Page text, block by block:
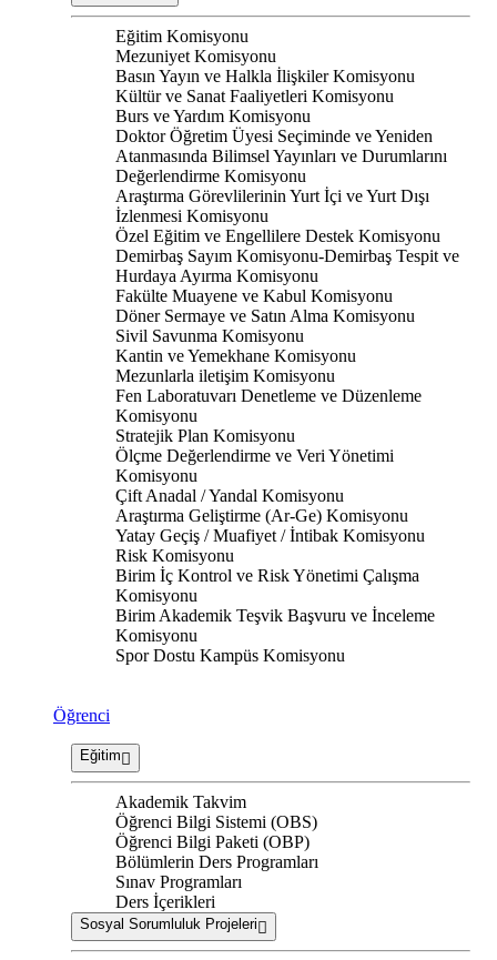
Eğitim Komisyonu
Mezuniyet Komisyonu
Basın Yayın ve Halkla İlişkiler Komisyonu
Kültür ve Sanat Faaliyetleri Komisyonu
Burs ve Yardım Komisyonu
Doktor Öğretim Üyesi Seçiminde ve Yeniden
Atanmasında Bilimsel Yayınları ve Durumlarını
Değerlendirme Komisyonu
Araştırma Görevlilerinin Yurt İçi ve Yurt Dışı
İzlenmesi Komisyonu
Özel Eğitim ve Engellilere Destek Komisyonu
Demirbaş Sayım Komisyonu-Demirbaş Tespit ve
Hurdaya Ayırma Komisyonu
Fakülte Muayene ve Kabul Komisyonu
Döner Sermaye ve Satın Alma Komisyonu
Sivil Savunma Komisyonu
Kantin ve Yemekhane Komisyonu
Mezunlarla iletişim Komisyonu
Fen Laboratuvarı Denetleme ve Düzenleme
Komisyonu
Stratejik Plan Komisyonu
Ölçme Değerlendirme ve Veri Yönetimi
Komisyonu
Çift Anadal / Yandal Komisyonu
Araştırma Geliştirme (Ar-Ge) Komisyonu
Yatay Geçiş / Muafiyet / İntibak Komisyonu
Risk Komisyonu
Birim İç Kontrol ve Risk Yönetimi Çalışma
Komisyonu
Birim Akademik Teşvik Başvuru ve İnceleme
Komisyonu
Spor Dostu Kampüs Komisyonu
Öğrenci
Eğitim
Akademik Takvim
Öğrenci Bilgi Sistemi (OBS)
Öğrenci Bilgi Paketi (OBP)
Bölümlerin Ders Programları
Sınav Programları
Ders İçerikleri
Sosyal Sorumluluk Projeleri